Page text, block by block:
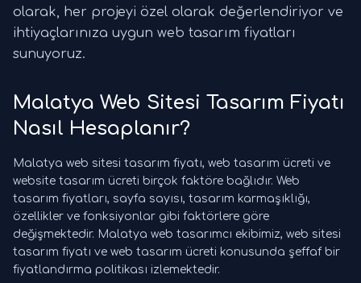
olarak, her projeyi özel olarak değerlendiriyor ve
ihtiyaçlarınıza uygun web tasarım fiyatları
sunuyoruz.
Malatya Web Sitesi Tasarım Fiyatı
Nasıl Hesaplanır?
Malatya web sitesi tasarım fiyatı, web tasarım ücreti ve
website tasarım ücreti birçok faktöre bağlıdır. Web
tasarım fiyatları, sayfa sayısı, tasarım karmaşıklığı,
özellikler ve fonksiyonlar gibi faktörlere göre
değişmektedir. Malatya web tasarımcı ekibimiz, web sitesi
tasarım fiyatı ve web tasarım ücreti konusunda şeffaf bir
fiyatlandırma politikası izlemektedir.